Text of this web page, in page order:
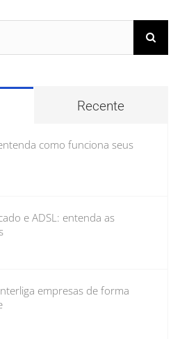
Recente
como funciona seus
e ADSL: entenda as
empresas de forma